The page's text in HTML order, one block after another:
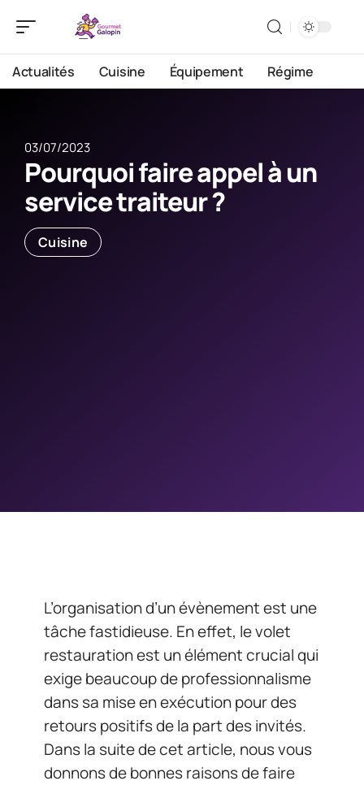
Actualités Cuisine Équipement Régime
03/07/2023
Pourquoi faire appel à un
service traiteur ?
Cuisine
L’organisation d’un évènement est une
tâche fastidieuse. En effet, le volet
restauration est un élément crucial qui
exige beaucoup de professionnalisme
dans sa mise en exécution pour des
retours positifs de la part des invités.
Dans la suite de cet article, nous vous
donnons de bonnes raisons de faire